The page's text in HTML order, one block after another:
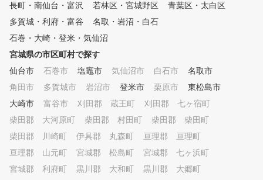
長町・南仙台・富沢
若林区・宮城野区
青葉区・太白区
多賀城・利府・富谷
名取・岩沼・白石
石巻・大崎・登米・気仙沼
宮城県の市区町村で探す
仙台市
石巻市 塩竈市 気仙沼市 白石市
名取市
角田市
多賀城市 岩沼市 登米市 栗原市
東松島市
大崎市
富谷市 刈田郡 蔵王町
刈田郡 七ヶ宿町
柴田郡 大河原町
柴田郡 村田町
柴田郡 柴田町
柴田郡 川崎町
伊具郡 丸森町
亘理郡 亘理町
亘理郡 山元町
宮城郡 松島町
宮城郡 七ヶ浜町
宮城郡 利府町
黒川郡 大和町
黒川郡 大郷町